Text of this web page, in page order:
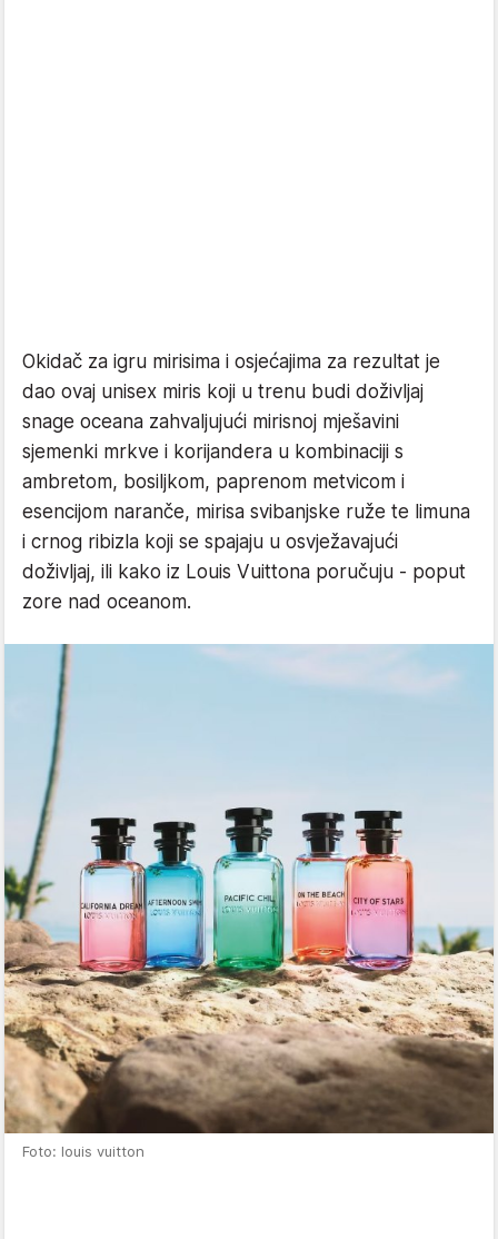
Okidač za igru mirisima i osjećajima za rezultat je
dao ovaj unisex miris koji u trenu budi doživljaj
snage oceana zahvaljujući mirisnoj mješavini
sjemenki mrkve i korijandera u kombinaciji s
ambretom, bosiljkom, paprenom metvicom i
esencijom naranče, mirisa svibanjske ruže te limuna
i crnog ribizla koji se spajaju u osvježavajući
doživljaj, ili kako iz Louis Vuittona poručuju - poput
zore nad oceanom.
Foto: louis vuitton